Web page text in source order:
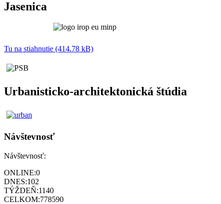
Jasenica
Tu na stiahnutie (414.78 kB)
Urbanisticko-architektonická štúdia
Návštevnosť
Návštevnosť:
ONLINE:0
DNES:102
TÝŽDEŇ:1140
CELKOM:778590